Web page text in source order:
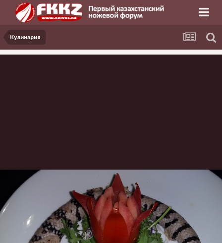
Кулинария